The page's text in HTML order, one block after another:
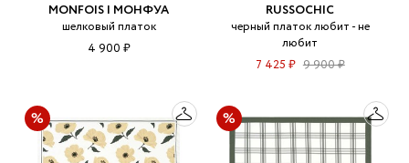
MONFOIS | МОНФУА
шелковый платок
4 900 ₽
RUSSOCHIC
черный платок любит - не
любит
7 425 ₽ 9 900 ₽